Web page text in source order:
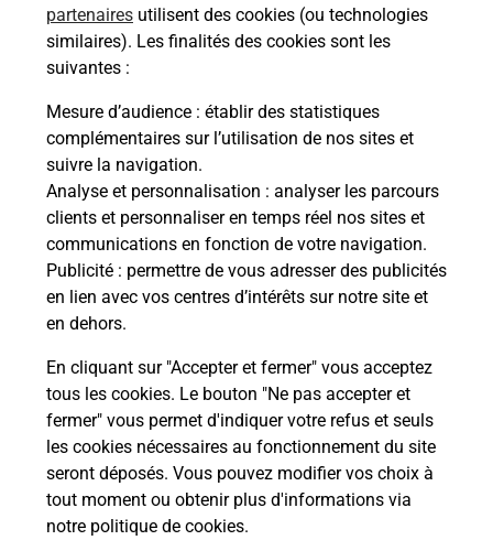
partenaires utilisent des cookies (ou technologies
similaires). Les finalités des cookies sont les
suivantes :
Mesure d’audience : établir des statistiques
complémentaires sur l’utilisation de nos sites et
suivre la navigation.
Analyse et personnalisation : analyser les parcours
clients et personnaliser en temps réel nos sites et
communications en fonction de votre navigation.
Publicité : permettre de vous adresser des publicités
en lien avec vos centres d’intérêts sur notre site et
en dehors.
En cliquant sur "Accepter et fermer" vous acceptez
tous les cookies. Le bouton "Ne pas accepter et
fermer" vous permet d'indiquer votre refus et seuls
les cookies nécessaires au fonctionnement du site
seront déposés. Vous pouvez modifier vos choix à
tout moment ou obtenir plus d'informations via
notre politique de cookies.
Souscrire à la téléassistance
Vous cherchez une téléassistance, téléalarme dans
le département Aisne ?
Découvrez nos offres.
En savoir plus
Localiser Liste
Liste - examen code de la route
Aisne - examen code de la route